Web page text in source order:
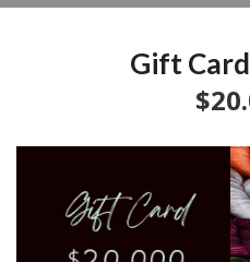
Gift